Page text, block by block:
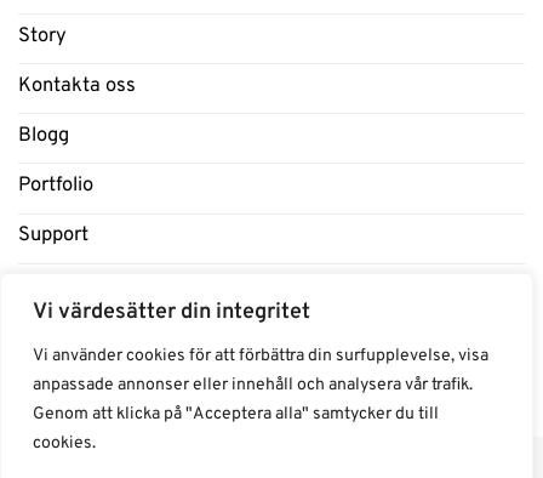
Vi värdesätter din integritet
Vi använder cookies för att förbättra din surfupplevelse, visa
anpassade annonser eller innehåll och analysera vår trafik.
Genom att klicka på "Acceptera alla" samtycker du till
cookies.
Story
Kontakta oss
Blogg
Portfolio
Support